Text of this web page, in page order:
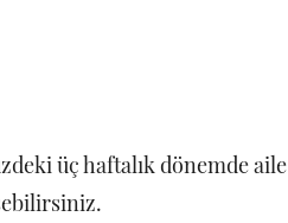
üç haftalık dönemde aile